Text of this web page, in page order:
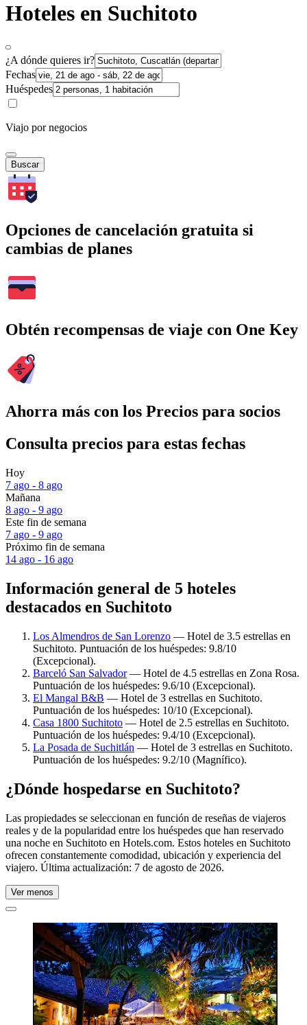
Hoteles en Suchitoto
¿A dónde quieres ir?
Fechas
Huéspedes
Viajo por negocios
Buscar
Opciones de cancelación gratuita si
cambias de planes
Obtén recompensas de viaje con One Key
Ahorra más con los Precios para socios
Consulta precios para estas fechas
Hoy
7 ago - 8 ago
Mañana
8 ago - 9 ago
Este fin de semana
7 ago - 9 ago
Próximo fin de semana
14 ago - 16 ago
Información general de 5 hoteles
destacados en Suchitoto
Los Almendros de San Lorenzo — Hotel de 3.5 estrellas en
Suchitoto. Puntuación de los huéspedes: 9.8/10
(Excepcional).
Barceló San Salvador— Hotel de 4.5 estrellas en Zona Rosa.
Puntuación de los huéspedes: 9.6/10 (Excepcional).
El Mangal B&B — Hotel de 3 estrellas en Suchitoto.
Puntuación de los huéspedes: 10/10 (Excepcional).
Casa 1800 Suchitoto — Hotel de 2.5 estrellas en Suchitoto.
Puntuación de los huéspedes: 9.4/10 (Excepcional).
La Posada de Suchitlán — Hotel de 3 estrellas en Suchitoto.
Puntuación de los huéspedes: 9.2/10 (Magnífico).
¿Dónde hospedarse en Suchitoto?
Las propiedades se seleccionan en función de reseñas de viajeros
reales y de la popularidad entre los huéspedes que han reservado
una noche en Suchitoto en Hotels.com. Estos hoteles en Suchitoto
ofrecen constantemente comodidad, ubicación y experiencia del
viajero. Última actualización: 7 de agosto de 2026.
Ver menos